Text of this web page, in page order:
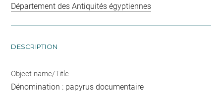
Département des Antiquités égyptiennes
DESCRIPTION
Object name/Title
Dénomination : papyrus documentaire